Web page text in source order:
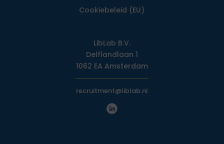
Cookiebeleid (EU)
LibLab B.V.
Delflandlaan 1
1062 EA Amsterdam
recruitment@liblab.nl